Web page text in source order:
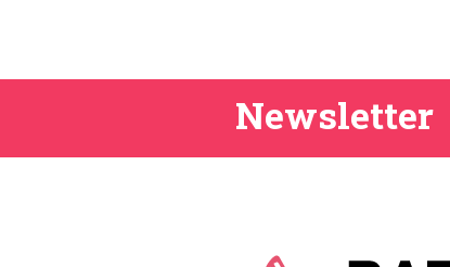
Newsletter